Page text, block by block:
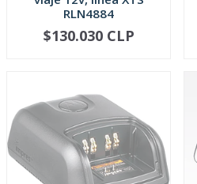
RLN4884
AGOTADO
$130.030 CLP